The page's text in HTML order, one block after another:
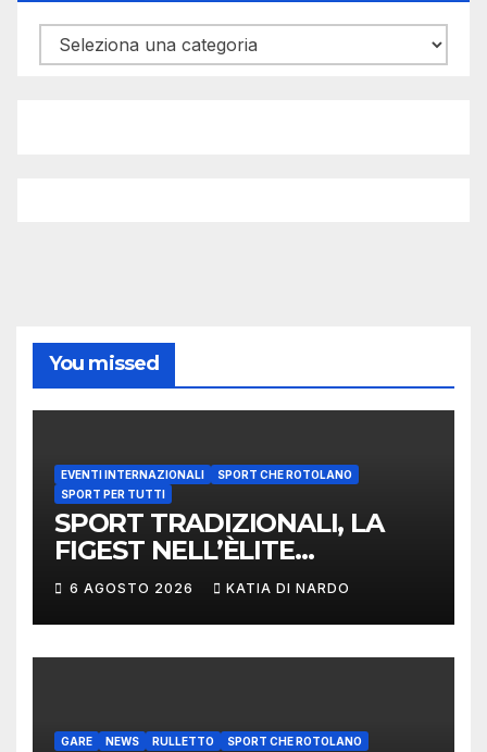
Categorie
You missed
EVENTI INTERNAZIONALI
SPORT CHE ROTOLANO
SPORT PER TUTTI
SPORT TRADIZIONALI, LA
FIGEST NELL’ÈLITE
MONDIALE: LA
DELEGAZIONE ITALIANA
PROTAGONISTA AL
CONVEGNO TAFISA A
6 AGOSTO 2026 KATIA DI NARDO
GARE NEWS RULLETTO SPORT CHE ROTOLANO